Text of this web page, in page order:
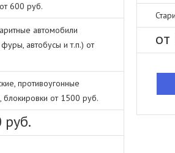
600 руб.
автомобили
автобусы и т.п.) от
противоугонные
блокировки от 1500 руб.
руб.
от